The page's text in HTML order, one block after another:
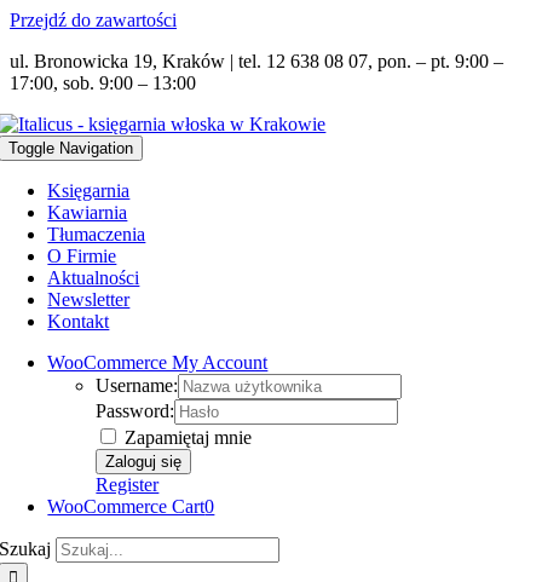
Przejdź do zawartości
ul. Bronowicka 19, Kraków | tel. 12 638 08 07, pon. – pt. 9:00 –
17:00, sob. 9:00 – 13:00
Toggle Navigation
Księgarnia
Kawiarnia
Tłumaczenia
O Firmie
Aktualności
Newsletter
Kontakt
WooCommerce My Account
Username:
Password:
Zapamiętaj mnie
Register
WooCommerce Cart0
Szukaj